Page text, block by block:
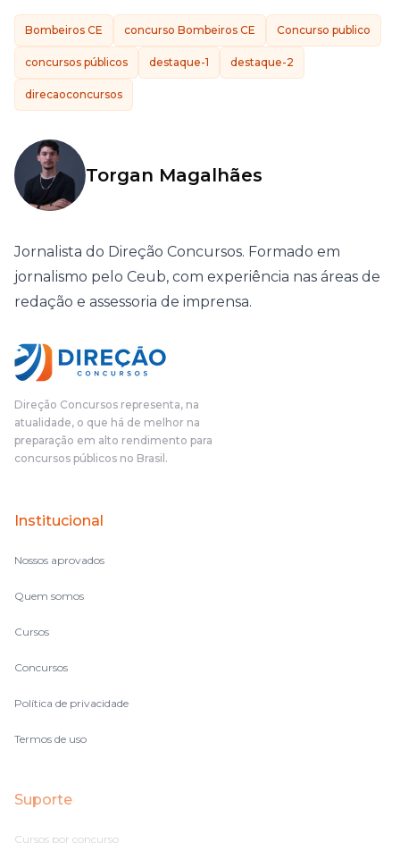
Bombeiros CE concurso Bombeiros CE Concurso publico
concursos públicos destaque-1 destaque-2
direcaoconcursos
Torgan Magalhães
Jornalista do Direção Concursos. Formado em
jornalismo pelo Ceub, com experiência nas áreas de
redação e assessoria de imprensa.
Direção Concursos representa, na
atualidade, o que há de melhor na
preparação em alto rendimento para
concursos públicos no Brasil.
Institucional
Nossos aprovados
Quem somos
Cursos
Concursos
Política de privacidade
Termos de uso
Suporte
Cursos por concurso